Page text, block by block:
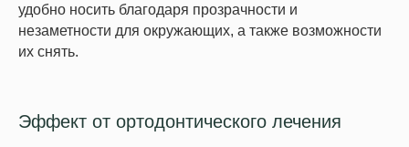
удобно носить благодаря прозрачности и
незаметности для окружающих, а также возможности
их снять.
Эффект от ортодонтического лечения